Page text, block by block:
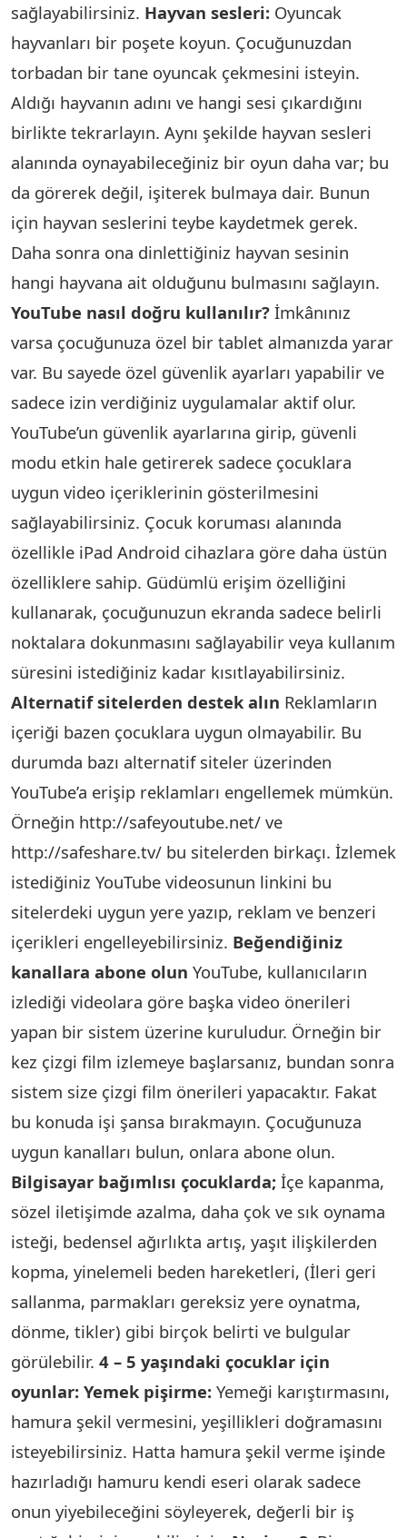
sağlayabilirsiniz. Hayvan sesleri: Oyuncak
hayvanları bir poşete koyun. Çocuğunuzdan
torbadan bir tane oyuncak çekmesini isteyin.
Aldığı hayvanın adını ve hangi sesi çıkardığını
birlikte tekrarlayın. Aynı şekilde hayvan sesleri
alanında oynayabileceğiniz bir oyun daha var; bu
da görerek değil, işiterek bulmaya dair. Bunun
için hayvan seslerini teybe kaydetmek gerek.
Daha sonra ona dinlettiğiniz hayvan sesinin
hangi hayvana ait olduğunu bulmasını sağlayın.
YouTube nasıl doğru kullanılır? İmkânınız
varsa çocuğunuza özel bir tablet almanızda yarar
var. Bu sayede özel güvenlik ayarları yapabilir ve
sadece izin verdiğiniz uygulamalar aktif olur.
YouTube’un güvenlik ayarlarına girip, güvenli
modu etkin hale getirerek sadece çocuklara
uygun video içeriklerinin gösterilmesini
sağlayabilirsiniz. Çocuk koruması alanında
özellikle iPad Android cihazlara göre daha üstün
özelliklere sahip. Güdümlü erişim özelliğini
kullanarak, çocuğunuzun ekranda sadece belirli
noktalara dokunmasını sağlayabilir veya kullanım
süresini istediğiniz kadar kısıtlayabilirsiniz.
Alternatif sitelerden destek alın Reklamların
içeriği bazen çocuklara uygun olmayabilir. Bu
durumda bazı alternatif siteler üzerinden
YouTube’a erişip reklamları engellemek mümkün.
Örneğin http://safeyoutube.net/ ve
http://safeshare.tv/ bu sitelerden birkaçı. İzlemek
istediğiniz YouTube videosunun linkini bu
sitelerdeki uygun yere yazıp, reklam ve benzeri
içerikleri engelleyebilirsiniz. Beğendiğiniz
kanallara abone olun YouTube, kullanıcıların
izlediği videolara göre başka video önerileri
yapan bir sistem üzerine kuruludur. Örneğin bir
kez çizgi film izlemeye başlarsanız, bundan sonra
sistem size çizgi film önerileri yapacaktır. Fakat
bu konuda işi şansa bırakmayın. Çocuğunuza
uygun kanalları bulun, onlara abone olun.
Bilgisayar bağımlısı çocuklarda; İçe kapanma,
sözel iletişimde azalma, daha çok ve sık oynama
isteği, bedensel ağırlıkta artış, yaşıt ilişkilerden
kopma, yinelemeli beden hareketleri, (İleri geri
sallanma, parmakları gereksiz yere oynatma,
dönme, tikler) gibi birçok belirti ve bulgular
görülebilir. 4 – 5 yaşındaki çocuklar için
oyunlar: Yemek pişirme: Yemeği karıştırmasını,
hamura şekil vermesini, yeşillikleri doğramasını
isteyebilirsiniz. Hatta hamura şekil verme işinde
hazırladığı hamuru kendi eseri olarak sadece
onun yiyebileceğini söyleyerek, değerli bir iş